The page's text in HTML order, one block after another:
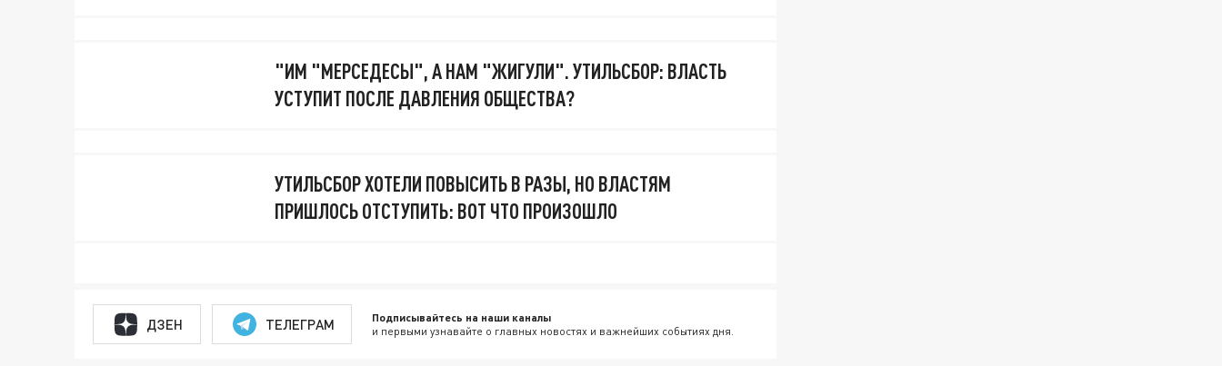
"ИМ "МЕРСЕДЕСЫ", А НАМ "ЖИГУЛИ". УТИЛЬСБОР: ВЛАСТЬ
УСТУПИТ ПОСЛЕ ДАВЛЕНИЯ ОБЩЕСТВА?
УТИЛЬСБОР ХОТЕЛИ ПОВЫСИТЬ В РАЗЫ, НО ВЛАСТЯМ
ПРИШЛОСЬ ОТСТУПИТЬ: ВОТ ЧТО ПРОИЗОШЛО
ДЗЕН ТЕЛЕГРАМ Подписывайтесь на наши каналы
и первыми узнавайте о главных новостях и важнейших событиях дня.